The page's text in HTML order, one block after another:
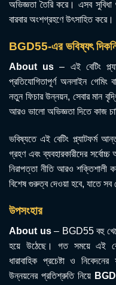
অভিজ্ঞতা তৈরি করে। এসব সুবিধা
বারবার অংশগ্রহণে উৎসাহিত করে।
BGD55-এর ভবিষ্যৎ
About us – এই বেটিং
প্রতিযোগিতাপূর্ণ অনলাইন গেমিং
নতুন ফিচার উন্নয়ন, সেবার মান
আরও ভালো অভিজ্ঞতা দিতে কাজ
ভবিষ্যতে এই বেটিং প্ল্যাটফর্ম
গ্রহণ এবং ব্যবহারকারীদের সর্বোচ্চ
নিরাপত্তা নীতি আরও শক্তিশালী
বিশেষ গুরুত্ব দেওয়া হবে, যাতে
উপসংহার
About us– BGD55 বহু
হয়ে উঠেছে। গত সময়ে এই
ধারাবাহিক প্রচেষ্টা ও
উন্নয়নের প্রতিশ্রুতি নিয়ে